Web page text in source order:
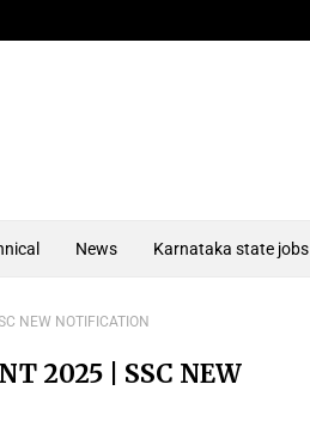
News Karnataka state jobs
NEW NOTIFICATION
2025 | SSC NEW